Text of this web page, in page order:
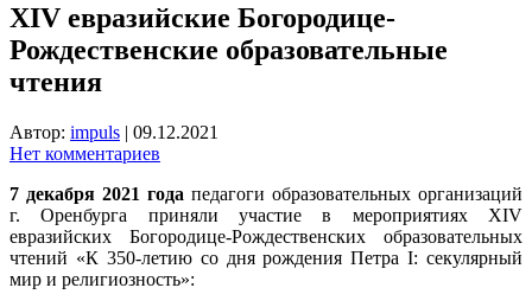
ХIV евразийские Богородице-
Рождественские образовательные
чтения
Автор: impuls | 09.12.2021
Нет комментариев
7 декабря 2021 года педагоги образовательных организаций
г. Оренбурга приняли участие в мероприятиях ХIV
евразийских Богородице-Рождественских образовательных
чтений «К 350-летию со дня рождения Петра I: секулярный
мир и религиозность»: